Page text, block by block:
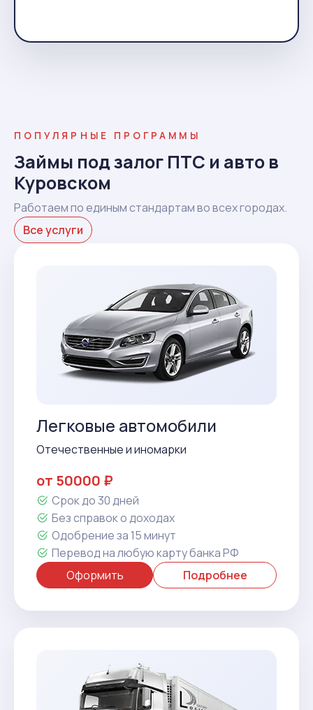
ПОПУЛЯРНЫЕ ПРОГРАММЫ
Займы под залог ПТС и авто в
Куровском
Работаем по единым стандартам во всех городах.
Все услуги
Легковые автомобили
Отечественные и иномарки
от 50000 ₽
Срок до 30 дней
Без справок о доходах
Одобрение за 15 минут
Перевод на любую карту банка РФ
Оформить
Подробнее